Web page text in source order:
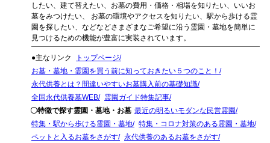
したい、建て替えたい、お墓の費用・価格・相場を知りたい、いいお
墓をみつけたい、 お墓の環境やアクセスを知りたい、駅から歩ける霊
園を探したい、などなどさまざまなご希望に沿う霊園・墓地を簡単に
見つけるための機能が豊富に実装されています。
●主なリンク
トップページ
お墓・墓地・霊園を買う前に知っておきたい５つのこと！
永代供養とは？間違いやすいお墓購入前の基礎知識
全国永代供養墓WEB
霊園ガイド特集記事
〇特徴で探す霊園・墓地・お墓 最近の明るいモダンな民営霊園
特集・駅から歩ける霊園・墓地
特集・コロナ対策のある霊園・墓地
ペットと入るお墓をさがす
永代供養のあるお墓をさがす